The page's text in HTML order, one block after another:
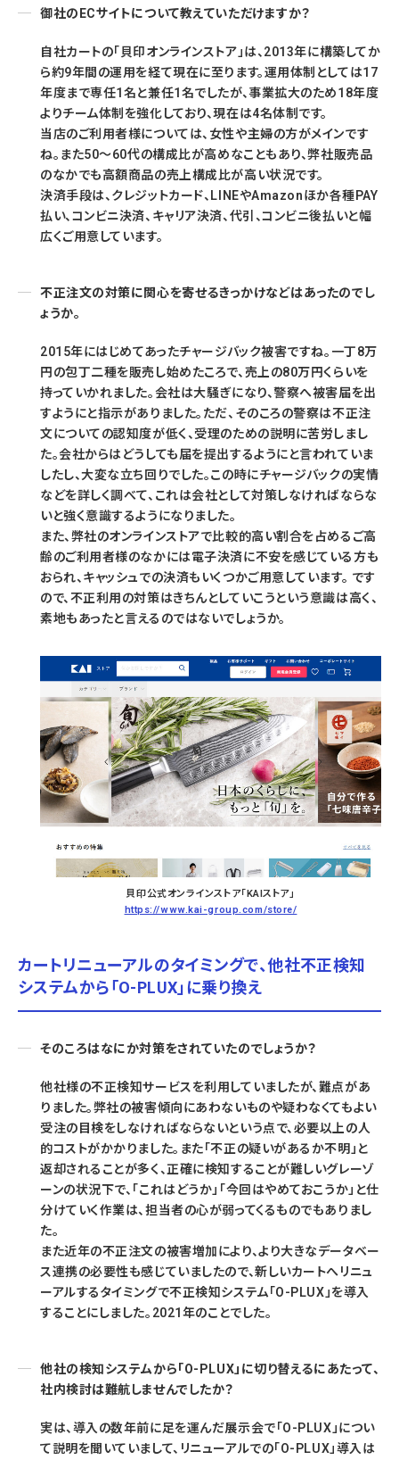
御社のECサイトについて教えていただけますか？
自社カートの「貝印オンラインストア」は、2013年に構築してか
ら約9年間の運用を経て現在に至ります。運用体制としては17
年度まで専任1名と兼任1名でしたが、事業拡大のため18年度
よりチーム体制を強化しており、現在は4名体制です。
当店のご利用者様については、女性や主婦の方がメインです
ね。また50～60代の構成比が高めなこともあり、弊社販売品
のなかでも高額商品の売上構成比が高い状況です。
決済手段は、クレジットカード、LINEやAmazonほか各種PAY
払い、コンビニ決済、キャリア決済、代引、コンビニ後払いと幅
広くご用意しています。
不正注文の対策に関心を寄せるきっかけなどはあったのでし
ょうか。
2015年にはじめてあったチャージバック被害ですね。一丁8万
円の包丁二種を販売し始めたころで、売上の80万円くらいを
持っていかれました。会社は大騒ぎになり、警察へ被害届を出
すようにと指示がありました。ただ、そのころの警察は不正注
文についての認知度が低く、受理のための説明に苦労しまし
た。会社からはどうしても届を提出するようにと言われていま
したし、大変な立ち回りでした。この時にチャージバックの実情
などを詳しく調べて、これは会社として対策しなければならな
いと強く意識するようになりました。
また、弊社のオンラインストアで比較的高い割合を占めるご高
齢のご利用者様のなかには電子決済に不安を感じている方も
おられ、キャッシュでの決済もいくつかご用意しています。 です
ので、不正利用の対策はきちんとしていこうという意識は高く、
素地もあったと言えるのではないでしょうか。
貝印公式オンラインストア「KAIストア」
https://www.kai-group.com/store/
カートリニューアルのタイミングで、他社不正検知
システムから「O-PLUX」に乗り換え
そのころはなにか対策をされていたのでしょうか？
他社様の不正検知サービスを利用していましたが、難点があ
りました。弊社の被害傾向にあわないものや疑わなくてもよい
受注の目検をしなければならないという点で、必要以上の人
的コストがかかりました。また「不正の疑いがあるか不明」と
返却されることが多く、正確に検知することが難しいグレーゾ
ーンの状況下で、「これはどうか」「今回はやめておこうか」と仕
分けていく作業は、担当者の心が弱ってくるものでもありまし
た。
また近年の不正注文の被害増加により、より大きなデータベー
ス連携の必要性も感じていましたので、新しいカートへリニュ
ーアルするタイミングで不正検知システム「O-PLUX」を導入
することにしました。2021年のことでした。
他社の検知システムから「O-PLUX」に切り替えるにあたって、
社内検討は難航しませんでしたか？
実は、導入の数年前に足を運んだ展示会で「O-PLUX」につい
て説明を聞いていまして、リニューアルでの「O-PLUX」導入は